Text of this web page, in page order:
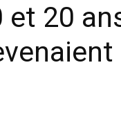
et 20